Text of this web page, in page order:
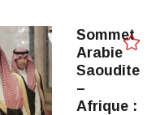
Sommet
Arabie
Saoudite
–
Afrique :